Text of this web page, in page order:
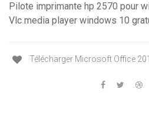
Pilote imprimante hp 2570 pour
Vlc media player windows 10
Télécharger Microsoft Office